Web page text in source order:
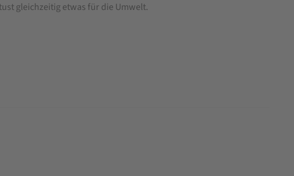
gleichzeitig etwas für die Umwelt.